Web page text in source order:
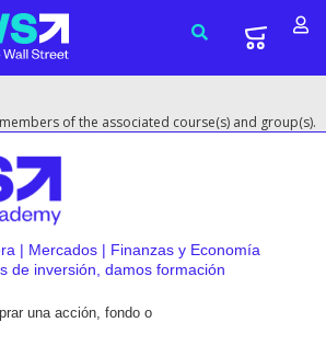
of the associated course(s) and group(s).
| Mercados | Finanzas y Economía
de inversión, damos formación
una acción, fondo o